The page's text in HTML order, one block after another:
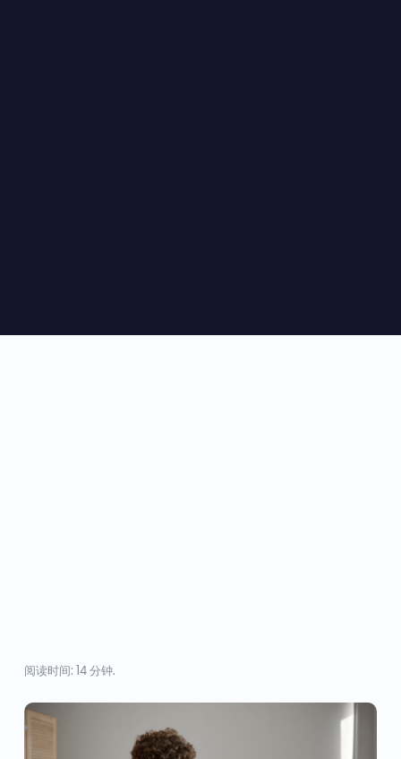
阅读时间: 14 分钟.